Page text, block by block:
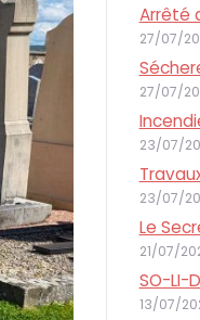
Arrêté
27/07/
27/07/
23/07/
23/07/
Le
21/07/
SO-LI-
13/07/